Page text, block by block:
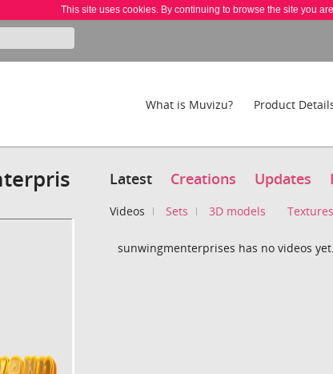
This site uses cookies. By continuing to browse the site you
What is Muvizu? Product
Latest Creations Updates
Videos Sets 3D models Textures
sunwingmenterprises has no videos yet.